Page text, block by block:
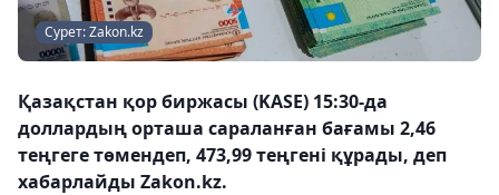
Сурет: Zakon.kz
Қазақстан қор биржасы (KASE) 15:30-да
доллардың орташа сараланған бағамы 2,46
теңгеге төмендеп, 473,99 теңгені құрады, деп
хабарлайды Zakon.kz.